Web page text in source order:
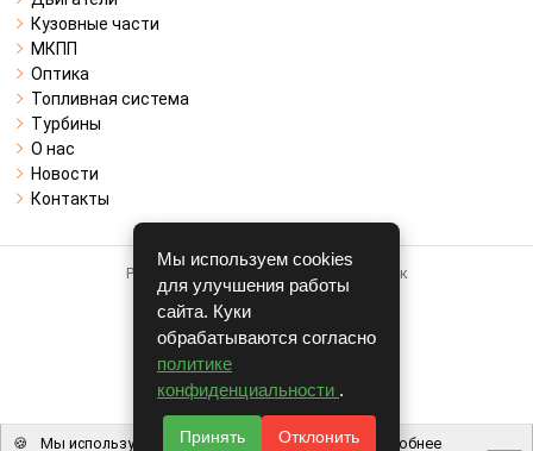
Кузовные части
МКПП
Оптика
Топливная система
Турбины
О нас
Новости
Контакты
Работает на системе для авторазборок
CARRO.БИЗНЕС
Полная версия
© COPYRIGHT 2026 г.
v1.1.24
Мы используем cookies
для улучшения работы
сайта. Куки
обрабатываются согласно
политике
конфиденциальности .
Принять Отклонить
🍪 Мы используем файлы cookie, чтобы вам было удобнее